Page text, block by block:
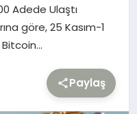
Adede Ulaştı
göre, 25 Kasım-1
Bitcoin…
Paylaş